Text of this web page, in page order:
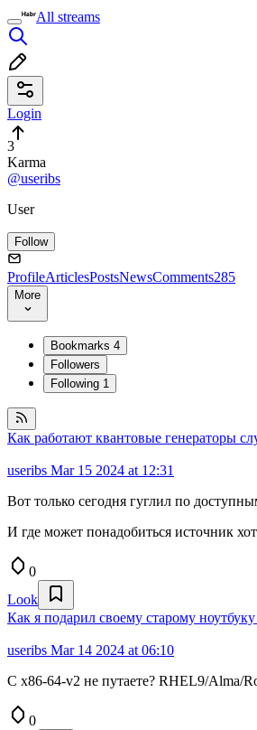
All streams
Login
3
Karma
@useribs
User
Follow
ProfileArticlesPostsNewsComments285
More
Bookmarks 4
Followers
Following 1
Как работают квантовые генераторы
useribs Mar 15 2024 at 12:31
Вот только сегодня гуглил по
И где может понадобиться источник
0
Look
Как я подарил своему старому
useribs Mar 14 2024 at 06:10
С x86-64-v2 не путаете? RHEL9/Alma/
0